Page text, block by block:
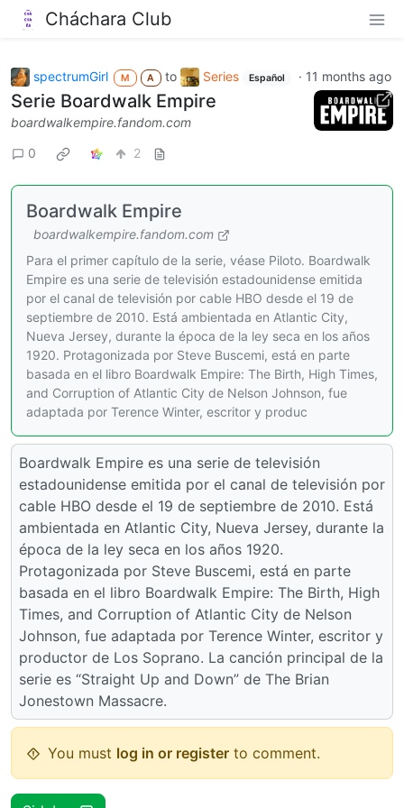
Cháchara Club
spectrumGirl M A to Series Español · 11 months ago
Serie Boardwalk Empire
boardwalkempire.fandom.com
0 2
Boardwalk Empire
boardwalkempire.fandom.com
Para el primer capítulo de la serie, véase Piloto. Boardwalk
Empire es una serie de televisión estadounidense emitida
por el canal de televisión por cable HBO desde el 19 de
septiembre de 2010. Está ambientada en Atlantic City,
Nueva Jersey, durante la época de la ley seca en los años
1920. Protagonizada por Steve Buscemi, está en parte
basada en el libro Boardwalk Empire: The Birth, High Times,
and Corruption of Atlantic City de Nelson Johnson, fue
adaptada por Terence Winter, escritor y produc
Boardwalk Empire es una serie de televisión
estadounidense emitida por el canal de televisión por
cable HBO desde el 19 de septiembre de 2010. Está
ambientada en Atlantic City, Nueva Jersey, durante la
época de la ley seca en los años 1920.
Protagonizada por Steve Buscemi, está en parte
basada en el libro Boardwalk Empire: The Birth, High
Times, and Corruption of Atlantic City de Nelson
Johnson, fue adaptada por Terence Winter, escritor y
productor de Los Soprano. La canción principal de la
serie es “Straight Up and Down” de The Brian
Jonestown Massacre.
You must log in or register to comment.